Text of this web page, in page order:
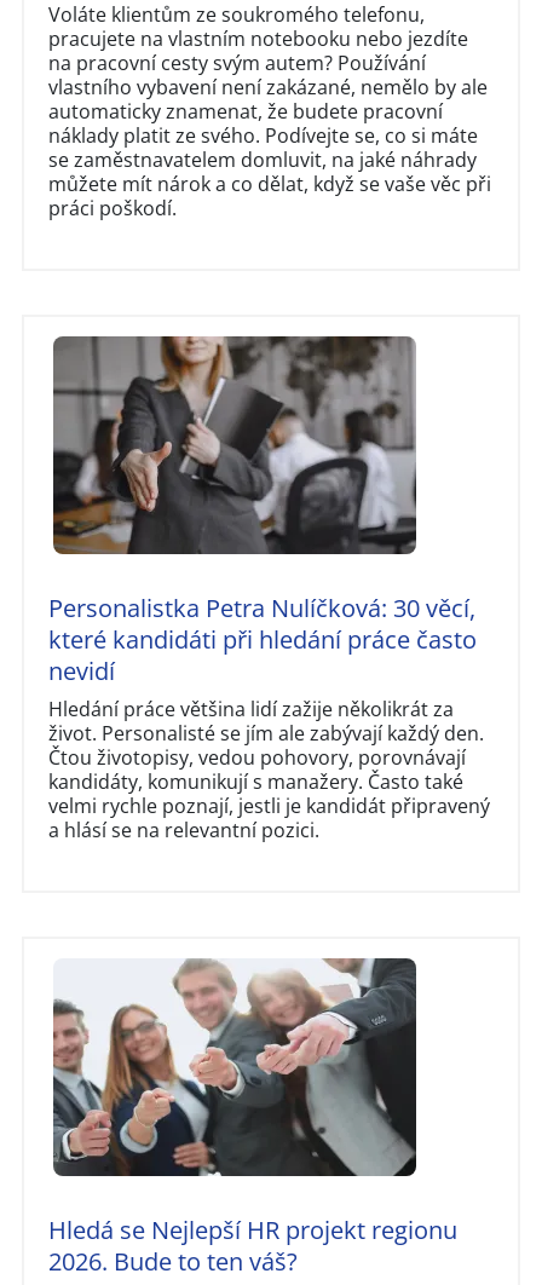
Voláte klientům ze soukromého telefonu,
pracujete na vlastním notebooku nebo jezdíte
na pracovní cesty svým autem? Používání
vlastního vybavení není zakázané, nemělo by ale
automaticky znamenat, že budete pracovní
náklady platit ze svého. Podívejte se, co si máte
se zaměstnavatelem domluvit, na jaké náhrady
můžete mít nárok a co dělat, když se vaše věc při
práci poškodí.
Personalistka Petra Nulíčková: 30 věcí,
které kandidáti při hledání práce často
nevidí
Hledání práce většina lidí zažije několikrát za
život. Personalisté se jím ale zabývají každý den.
Čtou životopisy, vedou pohovory, porovnávají
kandidáty, komunikují s manažery. Často také
velmi rychle poznají, jestli je kandidát připravený
a hlásí se na relevantní pozici.
Hledá se Nejlepší HR projekt regionu
2026. Bude to ten váš?